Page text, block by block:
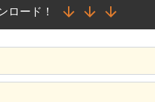
ロード！